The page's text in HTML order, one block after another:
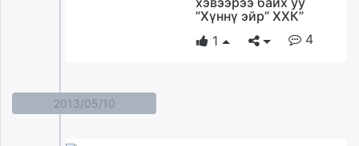
”Хүннү эйр” ХХК”
1
4
2013/05/10